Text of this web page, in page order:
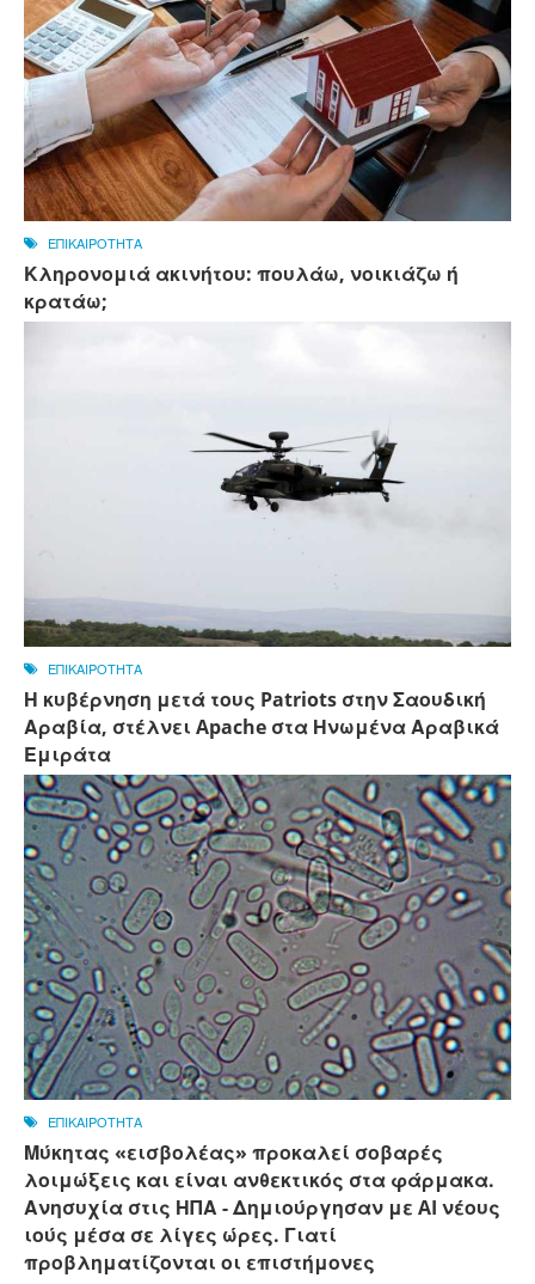
ΕΠΙΚΑΙΡΟΤΗΤΑ
Κληρονομιά ακινήτου: πουλάω, νοικιάζω ή
κρατάω;
ΕΠΙΚΑΙΡΟΤΗΤΑ
Η κυβέρνηση μετά τους Patriots στην Σαουδική
Αραβία, στέλνει Apache στα Ηνωμένα Αραβικά
Εμιράτα
ΕΠΙΚΑΙΡΟΤΗΤΑ
Μύκητας «εισβολέας» προκαλεί σοβαρές
λοιμώξεις και είναι ανθεκτικός στα φάρμακα.
Ανησυχία στις ΗΠΑ - Δημιούργησαν με AI νέους
ιούς μέσα σε λίγες ώρες. Γιατί
προβληματίζονται οι επιστήμονες